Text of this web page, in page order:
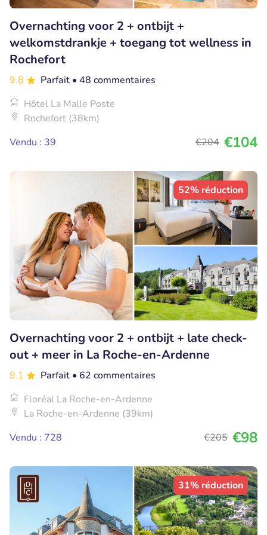
Overnachting voor 2 + ontbijt +
welkomstdrankje + toegang tot wellness in
Rochefort
9.8 Parfait • 48 commentaires
Hôtel La Malle Poste
Rochefort (38km)
Vendu : 39
€204 €104
52% réduction
Overnachting voor 2 + ontbijt + late check-
out + meer in La Roche-en-Ardenne
9.1 Parfait • 62 commentaires
Floréal La Roche-en-Ardenne
La Roche-en-Ardenne (39km)
Vendu : 728
€205 €98
31% réduction